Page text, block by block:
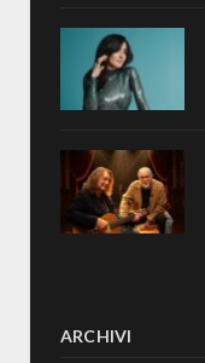
ARCHIVI